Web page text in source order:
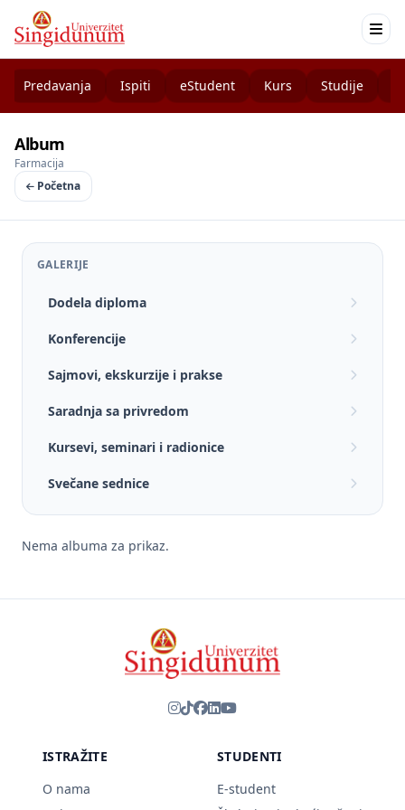
Predavanja Ispiti eStudent Kurs Studije
Album
Farmacija
Početna
GALERIJE
Dodela diploma
Konferencije
Sajmovi, ekskurzije i prakse
Saradnja sa privredom
Kursevi, seminari i radionice
Svečane sednice
Nema albuma za prikaz.
ISTRAŽITE
O nama
STUDENTI
E-student